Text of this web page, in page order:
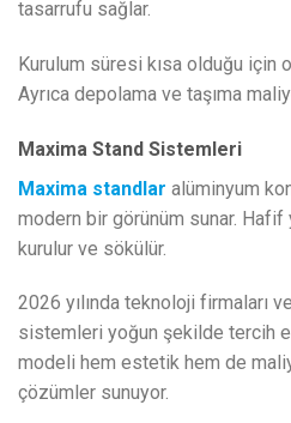
tasarrufu sağlar.
Kurulum süresi kısa olduğu için
Ayrıca depolama ve taşıma
Maxima Stand Sistemleri
Maxima standlar alüminyum
modern bir görünüm sunar. Hafif
kurulur ve sökülür.
2026 yılında teknoloji firmaları
sistemleri yoğun şekilde tercih
modeli hem estetik hem de
çözümler sunuyor.